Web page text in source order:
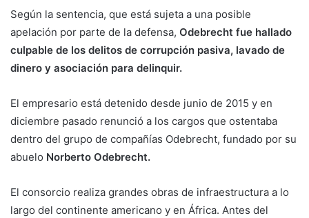
Según la sentencia, que está sujeta a una posible
apelación por parte de la defensa, Odebrecht fue hallado
culpable de los delitos de corrupción pasiva, lavado de
dinero y asociación para delinquir.
El empresario está detenido desde junio de 2015 y en
diciembre pasado renunció a los cargos que ostentaba
dentro del grupo de compañías Odebrecht, fundado por su
abuelo Norberto Odebrecht.
El consorcio realiza grandes obras de infraestructura a lo
largo del continente americano y en África. Antes del